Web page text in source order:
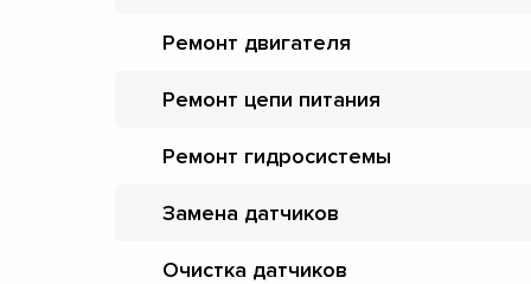
Ремонт двигателя
Ремонт цепи питания
Ремонт гидросистемы
Замена датчиков
Очистка датчиков